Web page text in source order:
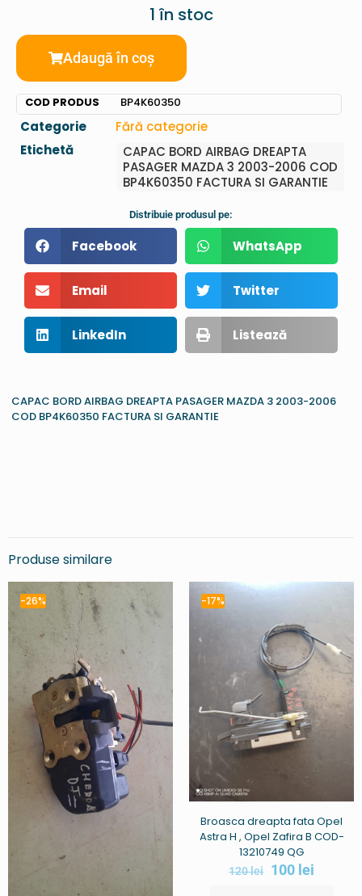
1 în stoc
Adaugă în coș
COD PRODUS BP4K60350
Categorie
Fără categorie
Etichetă
CAPAC BORD AIRBAG DREAPTA
PASAGER MAZDA 3 2003-2006 COD
BP4K60350 FACTURA SI GARANTIE
Distribuie produsul pe:
Facebook WhatsApp
Email Twitter
LinkedIn Listează
CAPAC BORD AIRBAG DREAPTA PASAGER MAZDA 3 2003-2006
COD BP4K60350 FACTURA SI GARANTIE
Produse similare
-26% -17%
Broasca dreapta fata Opel
Astra H , Opel Zafira B COD-
13210749 QG
120lei 100 lei